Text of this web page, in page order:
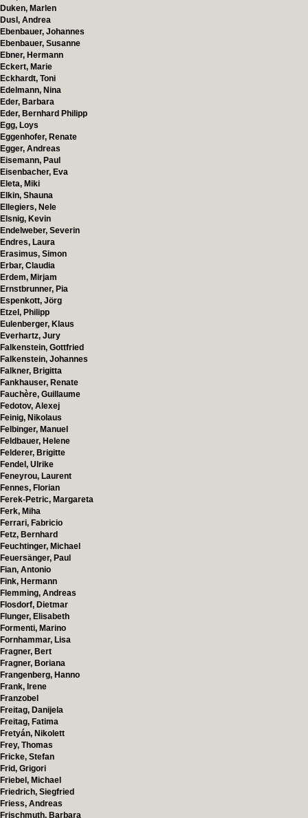
Duken, Marlen
Dusl, Andrea
Ebenbauer, Johannes
Ebenbauer, Susanne
Ebner, Hermann
Eckert, Marie
Eckhardt, Toni
Edelmann, Nina
Eder, Barbara
Eder, Bernhard Philipp
Egg, Loys
Eggenhofer, Renate
Egger, Andreas
Eisemann, Paul
Eisenbacher, Eva
Eleta, Miki
Elkin, Shauna
Ellegiers, Nele
Elsnig, Kevin
Endelweber, Severin
Endres, Laura
Erasimus, Simon
Erbar, Claudia
Erdem, Mirjam
Ernstbrunner, Pia
Espenkott, Jörg
Etzel, Philipp
Eulenberger, Klaus
Everhartz, Jury
Falkenstein, Gottfried
Falkenstein, Johannes
Falkner, Brigitta
Fankhauser, Renate
Fauchère, Guillaume
Fedotov, Alexej
Feinig, Nikolaus
Felbinger, Manuel
Feldbauer, Helene
Felderer, Brigitte
Fendel, Ulrike
Feneyrou, Laurent
Fennes, Florian
Ferek-Petric, Margareta
Ferk, Miha
Ferrari, Fabricio
Fetz, Bernhard
Feuchtinger, Michael
Feuersänger, Paul
Fian, Antonio
Fink, Hermann
Flemming, Andreas
Flosdorf, Dietmar
Flunger, Elisabeth
Formenti, Marino
Fornhammar, Lisa
Fragner, Bert
Fragner, Boriana
Frangenberg, Hanno
Frank, Irene
Franzobel
Freitag, Danijela
Freitag, Fatima
Fretyán, Nikolett
Frey, Thomas
Fricke, Stefan
Frid, Grigori
Friebel, Michael
Friedrich, Siegfried
Friess, Andreas
Frischmuth, Barbara